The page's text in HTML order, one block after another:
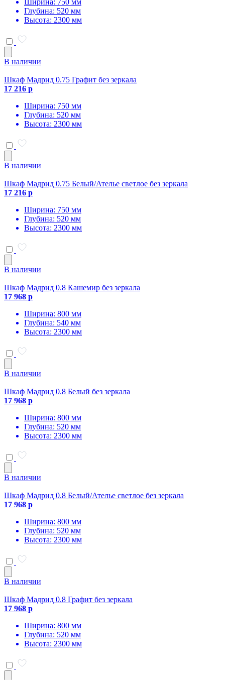
Глубина: 520 мм
Высота: 2300 мм
В наличии
Шкаф Мадрид 0.75 Графит без зеркала
17 216 р
Ширина: 750 мм
Глубина: 520 мм
Высота: 2300 мм
В наличии
Шкаф Мадрид 0.75 Белый/Ателье светлое без зеркала
17 216 р
Ширина: 750 мм
Глубина: 520 мм
Высота: 2300 мм
В наличии
Шкаф Мадрид 0.8 Кашемир без зеркала
17 968 р
Ширина: 800 мм
Глубина: 540 мм
Высота: 2300 мм
В наличии
Шкаф Мадрид 0.8 Белый без зеркала
17 968 р
Ширина: 800 мм
Глубина: 520 мм
Высота: 2300 мм
В наличии
Шкаф Мадрид 0.8 Белый/Ателье светлое без зеркала
17 968 р
Ширина: 800 мм
Глубина: 520 мм
Высота: 2300 мм
В наличии
Шкаф Мадрид 0.8 Графит без зеркала
17 968 р
Ширина: 800 мм
Глубина: 520 мм
Высота: 2300 мм